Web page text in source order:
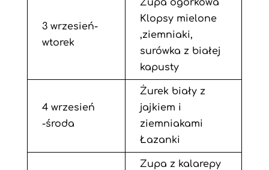
3 wrzesień-
wtorek
Zupa ogórkowa
Klopsy mielone
,ziemniaki,
surówka z białej
kapusty
4 wrzesień
-środa
Żurek biały z
jajkiem i
ziemniakami
Łazanki
Zupa z kalarepy